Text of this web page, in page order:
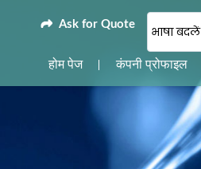
भाषा बदलें
Ask for Quote
होम पेज कंपनी प्रोफाइल